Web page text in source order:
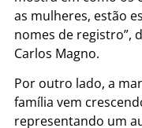
as mulheres, estão
nomes de registro”,
Carlos Magno.
Por outro lado, a
família vem
representando um